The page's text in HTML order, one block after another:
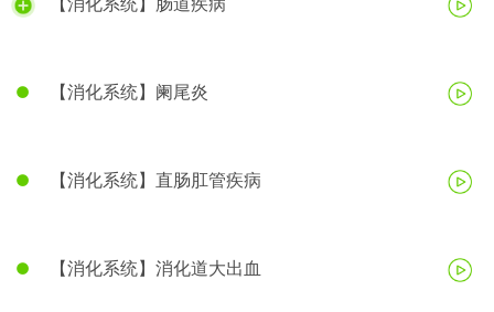
【消化系统】阑尾炎
【消化系统】直肠肛管疾病
【消化系统】消化道大出血